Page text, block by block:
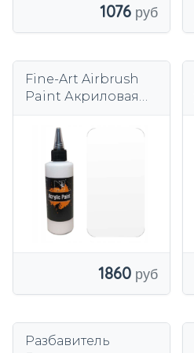
1076
Fine-Art Airbrush
Paint Акриловая
1860
Разбавитель